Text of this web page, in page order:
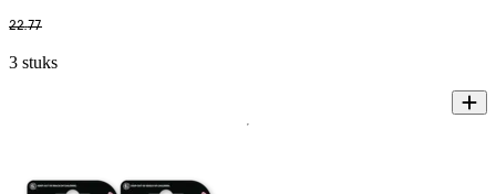
22.77
3 stuks